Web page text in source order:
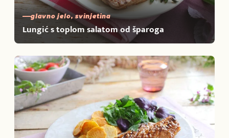
glavno jelo, svinjetina
Lungić s toplom salatom od šparoga